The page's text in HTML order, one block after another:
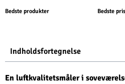
Bedste produkter Bedste pris
Indholdsfortegnelse
En luftkvalitetsmåler i